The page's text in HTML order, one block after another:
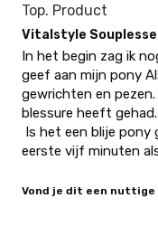
Top. Product
Vitalstyle
In het begin zag ik
geef aan mijn pony
gewrichten en
blessure heeft gehad.
eerste vijf minuten
Vond je dit een nuttige